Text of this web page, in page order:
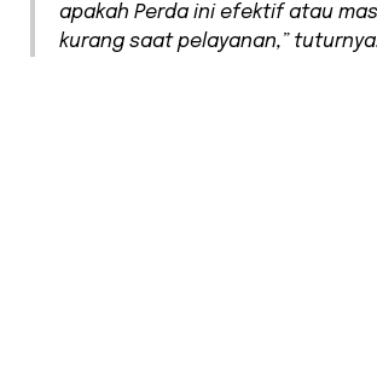
apakah Perda ini efektif atau
kurang saat pelayanan,” tuturnya.